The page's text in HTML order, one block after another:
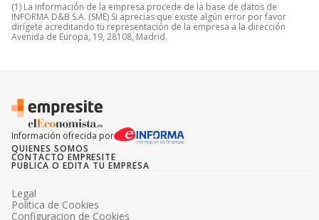
(1) La información de la empresa procede de la base de datos de
INFORMA D&B S.A. (SME) Si aprecias que existe algún error por favor
dirígete acreditando tu representación de la empresa a la dirección
Avenida de Europa, 19, 28108, Madrid.
Información ofrecida por
QUIENES SOMOS
CONTACTO EMPRESITE
PUBLICA O EDITA TU EMPRESA
Legal
Politica de Cookies
Configuracion de Cookies